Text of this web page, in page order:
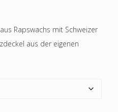
Rapswachs mit Schweizer
aus der eigenen